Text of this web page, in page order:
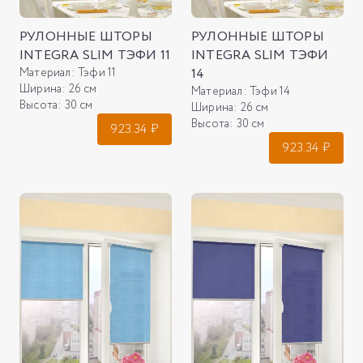
РУЛОННЫЕ ШТОРЫ
INTEGRA SLIM ТЭФИ 11
Материал: Тэфи 11
Ширина: 26 см
Высота: 30 см
923.34 ₽
РУЛОННЫЕ ШТОРЫ
INTEGRA SLIM ТЭФИ
14
Материал: Тэфи 14
Ширина: 26 см
Высота: 30 см
923.34 ₽